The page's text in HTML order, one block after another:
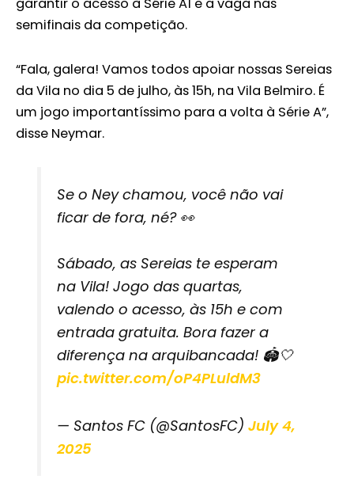
garantir o acesso à Série A1 e a vaga nas
semifinais da competição.
“Fala, galera! Vamos todos apoiar nossas Sereias
da Vila no dia 5 de julho, às 15h, na Vila Belmiro. É
um jogo importantíssimo para a volta à Série A”,
disse Neymar.
Se o Ney chamou, você não vai
ficar de fora, né? 👀
Sábado, as Sereias te esperam
na Vila! Jogo das quartas,
valendo o acesso, às 15h e com
entrada gratuita. Bora fazer a
diferença na arquibancada! 🏟️🤍
pic.twitter.com/oP4PLuldM3
— Santos FC (@SantosFC)July 4,
2025